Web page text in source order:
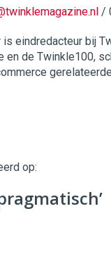
/
eindredacteur bij
en de Twinkle100,
op: